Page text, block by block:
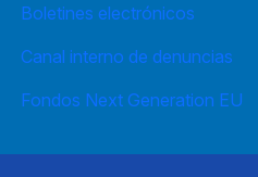
Boletines electrónicos
Canal interno de denuncias
Fondos Next Generation EU